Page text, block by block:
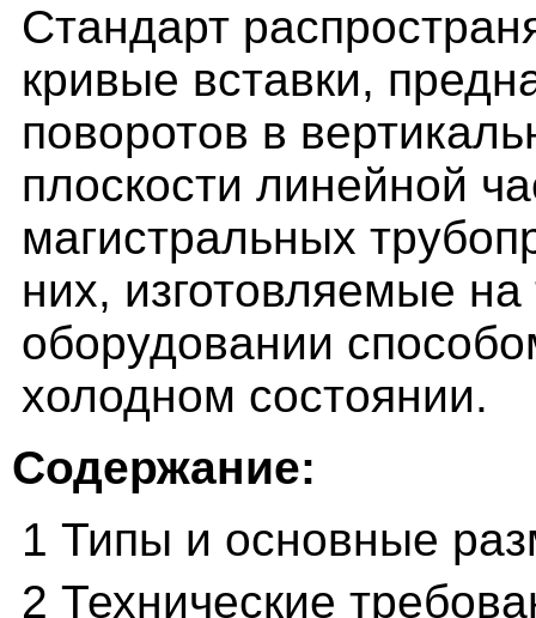
Стандарт
кривые вставки,
поворотов в
плоскости линейной
магистральных
них, изготовляемые
оборудовании
холодном состоянии.
Содержание:
1 Типы и основные
2 Технические